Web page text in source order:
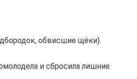
обвисшие щёки).
и сбросила лишние